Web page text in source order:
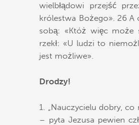
wielbłądowi przejść
królestwa Bożego». 26
sobą: «Któż więc może
rzekł: «U ludzi to
jest możliwe».
Drodzy!
1. „Nauczycielu dobry,
– pyta Jezusa pewien